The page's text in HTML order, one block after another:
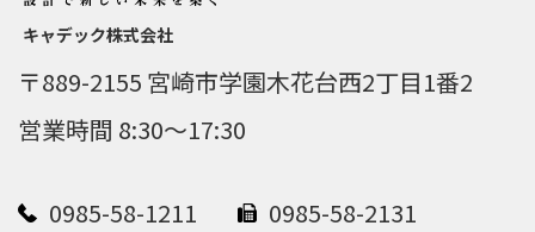
キャデック株式会社
〒889-2155 宮崎市学園木花台西2丁目1番2
営業時間 8:30～17:30
0985-58-1211 0985-58-2131